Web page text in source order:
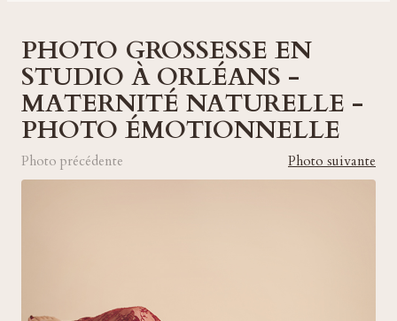
PHOTO GROSSESSE EN
STUDIO À ORLÉANS -
MATERNITÉ NATURELLE -
PHOTO ÉMOTIONNELLE
Photo précédente Photo suivante